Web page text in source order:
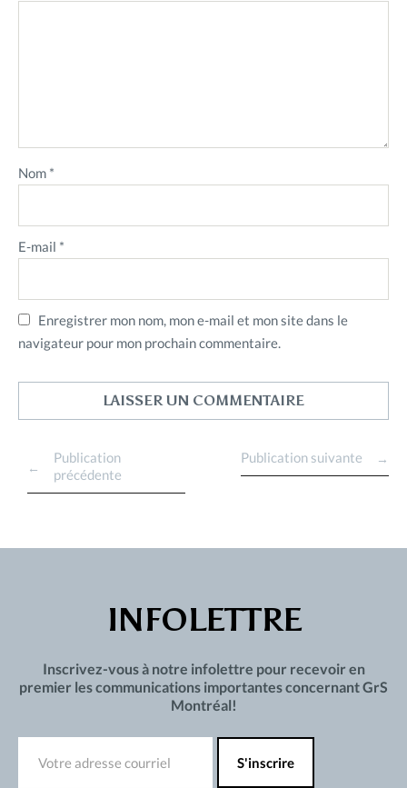
Nom *
E-mail *
Enregistrer mon nom, mon e-mail et mon site dans le
navigateur pour mon prochain commentaire.
Publication
précédente
Publication suivante
INFOLETTRE
Inscrivez-vous à notre infolettre pour recevoir en
premier les communications importantes concernant GrS
Montréal!